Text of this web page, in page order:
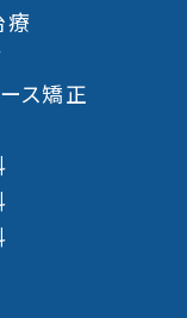
療
ス矯正